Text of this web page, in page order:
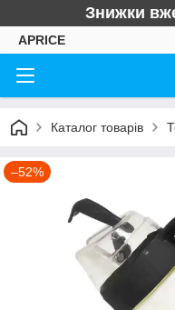
Знижки
APRICE
Каталог товарів
–52%